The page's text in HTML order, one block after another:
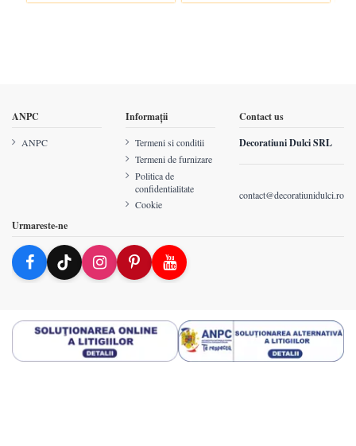
ANPC
ANPC
Informații
Termeni si conditii
Termeni de furnizare
Politica de
confidentialitate
Cookie
Contact us
Decoratiuni Dulci SRL
contact@decoratiunidulci.ro
Urmareste-ne